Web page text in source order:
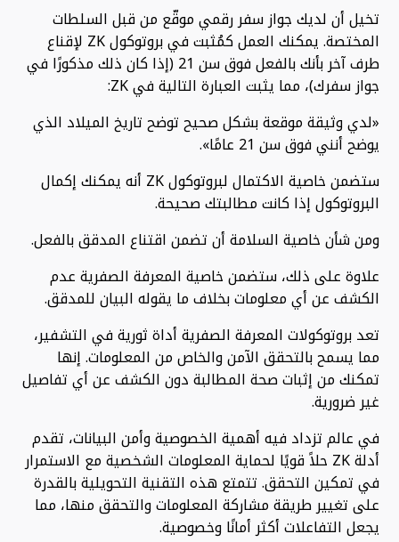
تخيل أن لديك جواز سفر رقمي موقّع من قبل السلطات
المختصة. يمكنك العمل كمُثبت في بروتوكول ZK لإقناع
طرف آخر بأنك بالفعل فوق سن 21 (إذا كان ذلك مذكورًا في
جواز سفرك)، مما يثبت العبارة التالية في ZK:
«لدي وثيقة موقعة بشكل صحيح توضح تاريخ الميلاد الذي
يوضح أنني فوق سن 21 عامًا».
ستضمن خاصية الاكتمال لبروتوكول ZK أنه يمكنك إكمال
البروتوكول إذا كانت مطالبتك صحيحة.
ومن شأن خاصية السلامة أن تضمن اقتناع المدقق بالفعل.
علاوة على ذلك، ستضمن خاصية المعرفة الصفرية عدم
الكشف عن أي معلومات بخلاف ما يقوله البيان للمدقق.
تعد بروتوكولات المعرفة الصفرية أداة ثورية في التشفير،
مما يسمح بالتحقق الآمن والخاص من المعلومات. إنها
تمكنك من إثبات صحة المطالبة دون الكشف عن أي تفاصيل
غير ضرورية.
في عالم تزداد فيه أهمية الخصوصية وأمن البيانات، تقدم
أدلة ZK حلاً قويًا لحماية المعلومات الشخصية مع الاستمرار
في تمكين التحقق. تتمتع هذه التقنية التحويلية بالقدرة
على تغيير طريقة مشاركة المعلومات والتحقق منها، مما
يجعل التفاعلات أكثر أمانًا وخصوصية.